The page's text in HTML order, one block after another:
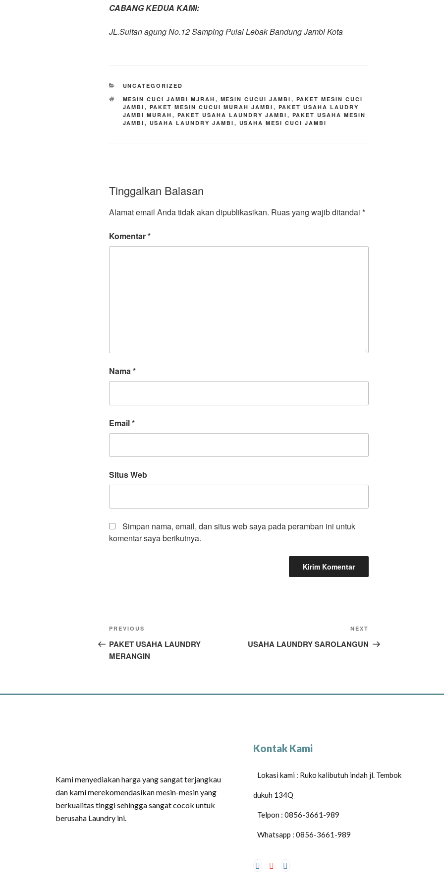
CABANG KEDUA KAMI:
JL.Sultan agung No.12 Samping Pulai Lebak Bandung Jambi Kota
UNCATEGORIZED
MESIN CUCI JAMBI MJRAH , MESIN CUCUI JAMBI , PAKET MESIN CUCI
JAMBI , PAKET MESIN CUCUI MURAH JAMBI , PAKET USAHA LAUDRY
JAMBI MURAH , PAKET USAHA LAUNDRY JAMBI , PAKET USAHA MESIN
JAMBI , USAHA LAUNDRY JAMBI , USAHA MESI CUCI JAMBI
Tinggalkan Balasan
Alamat email Anda tidak akan dipublikasikan. Ruas yang wajib ditandai *
Komentar*
Nama*
Email*
Situs Web
Simpan nama, email, dan situs web saya pada peramban ini untuk
komentar saya berikutnya.
PREVIOUS
PAKET USAHA LAUNDRY
MERANGIN
NEXT
USAHA LAUNDRY SAROLANGUN
Kami menyediakan harga yang sangat terjangkau
dan kami merekomendasikan mesin-mesin yang
berkualitas tinggi sehingga sangat cocok untuk
berusaha Laundry ini.
Kontak Kami
Lokasi kami : Ruko kalibutuh indah jl. Tembok
dukuh 134Q
Telpon : 0856-3661-989
Whatsapp : 0856-3661-989